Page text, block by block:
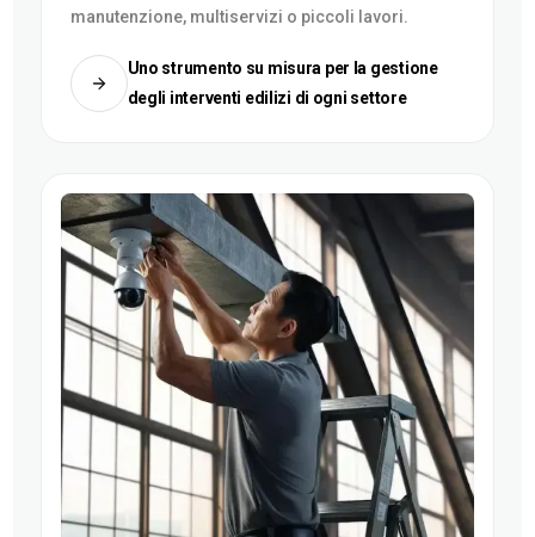
manutenzione, multiservizi o piccoli lavori.
Uno strumento su misura per la gestione
degli interventi edilizi di ogni settore